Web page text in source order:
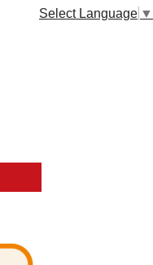
Select Language ▼